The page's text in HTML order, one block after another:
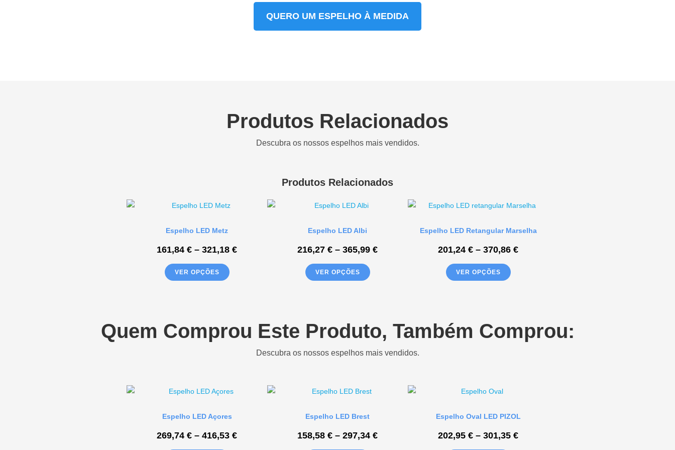
QUERO UM ESPELHO À MEDIDA
Produtos Relacionados
Descubra os nossos espelhos mais vendidos.
Produtos Relacionados
Espelho LED Metz
161,84 € – 321,18 €
VER OPÇÕES
Espelho LED Albi
216,27 € – 365,99 €
VER OPÇÕES
Espelho LED Retangular Marselha
201,24 € – 370,86 €
VER OPÇÕES
Quem Comprou Este Produto, Também Comprou:
Descubra os nossos espelhos mais vendidos.
Espelho LED Açores
269,74 € – 416,53 €
Espelho LED Brest
158,58 € – 297,34 €
Espelho Oval LED PIZOL
202,95 € – 301,35 €